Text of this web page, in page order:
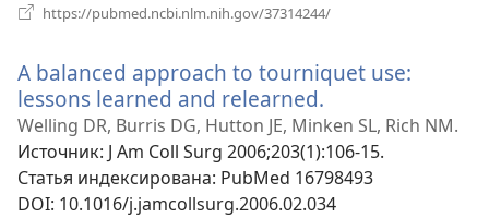
https://pubmed.ncbi.nlm.nih.gov/37314244/
окне)
A balanced approach to tourniquet use:
lessons learned and relearned.
в
новом
окне)
Welling DR, Burris DG, Hutton JE, Minken SL, Rich NM.
Источник‎: J Am Coll Surg 2006;203(1):106-15.
Статья индексирована‎: PubMed 16798493
DOI‎: 10.1016/j.jamcollsurg.2006.02.034